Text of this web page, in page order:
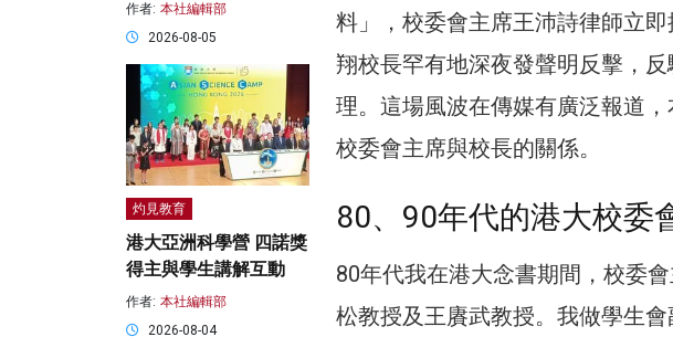
料」，校委會主席王沛詩律師立
翔校長罕有地深夜發聲明反擊，
理。這場風波在傳媒有廣泛報道
校委會主席與校長的關係。
80、90年代的港大校委
80年代我在港大念書期間，校委
松教授及王賡武教授。我做學生
作者: 本社編輯部
2026-08-05
灼見教育
港大亞洲科學營 四諾獎
得主與學生講解互動
作者: 本社編輯部
2026-08-04